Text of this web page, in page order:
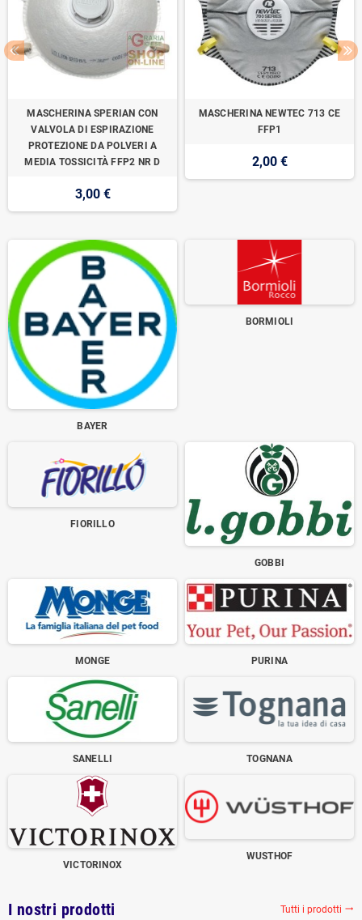
MASCHERINA SPERIAN CON
VALVOLA DI ESPIRAZIONE
PROTEZIONE DA POLVERI A
MEDIA TOSSICITÀ FFP2 NR D
3,00 €
MASCHERINA NEWTEC 713 CE
FFP1
2,00 €
BAYER
BORMIOLI
FIORILLO
GOBBI
MONGE PURINA
SANELLI TOGNANA
VICTORINOX
WUSTHOF
I nostri prodotti Tutti i prodotti trending_flat